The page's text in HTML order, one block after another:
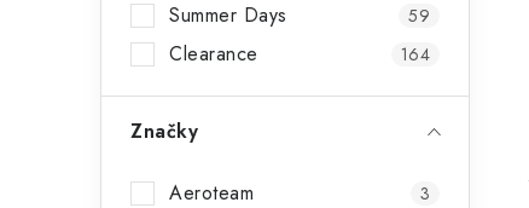
n
Summer Days 59
Clearance 164
Značky
Aeroteam 3